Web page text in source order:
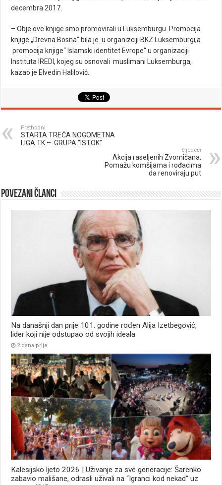
decembra 2017.
– Obje ove knjige smo promovirali u Luksemburgu. Promocija
knjige „Drevna Bosna“ bila je u organizciji BKZ Luksemburgi,a
promocija knjige“ Islamski identitet Evrope“ u organizaciji
Instituta IREDI, kojeg su osnovali muslimani Luksemburga,
kazao je Elvedin Halilović.
Prethodni
STARTA TREĆA NOGOMETNA
LIGA TK – GRUPA “ISTOK”
Sljedeći
Akcija raseljenih Zvorničana:
Pomažu komšijama i rođacima
da renoviraju put
Povezani članci
Na današnji dan prije 101. godine rođen Alija Izetbegović,
lider koji nije odstupao od svojih ideala
2 dana prije
Kalesijsko ljeto 2026 | Uživanje za sve generacije: Šarenko
zabavio mališane, odrasli uživali na “Igranci kod nekad” uz